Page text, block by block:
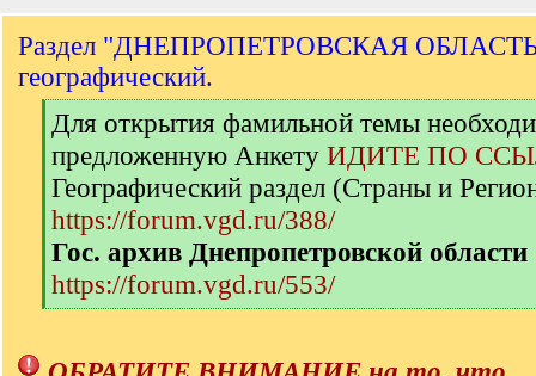
Раздел "ДНЕПРОПЕТРОВСКАЯ
географический.
[
q
]
Для открытия фамильной темы
предложенную Анкету ИДИТЕ ПО
Географический раздел (Страны и
https://forum.vgd.ru/388/
Гос. архив Днепропетровской
https://forum.vgd.ru/553/
[